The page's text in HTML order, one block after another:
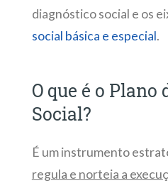
diagnóstico social e os
social básica e especial.
O que é o
Social?
É um instrumento
regula e norteia a